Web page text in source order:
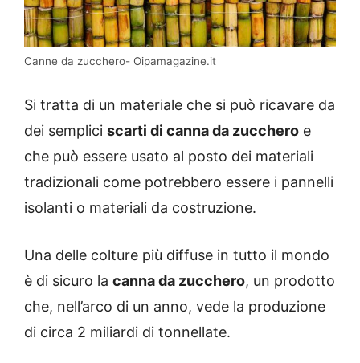
Canne da zucchero- Oipamagazine.it
Si tratta di un materiale che si può ricavare da
dei semplici scarti di canna da zucchero e
che può essere usato al posto dei materiali
tradizionali come potrebbero essere i pannelli
isolanti o materiali da costruzione.
Una delle colture più diffuse in tutto il mondo
è di sicuro la canna da zucchero, un prodotto
che, nell’arco di un anno, vede la produzione
di circa 2 miliardi di tonnellate.